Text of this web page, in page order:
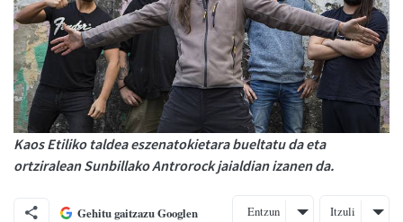
Kaos Etiliko taldea eszenatokietara bueltatu da eta
ortziralean Sunbillako Antrorock jaialdian izanen da.
Gehitu gaitzazu Googlen Entzun Itzuli